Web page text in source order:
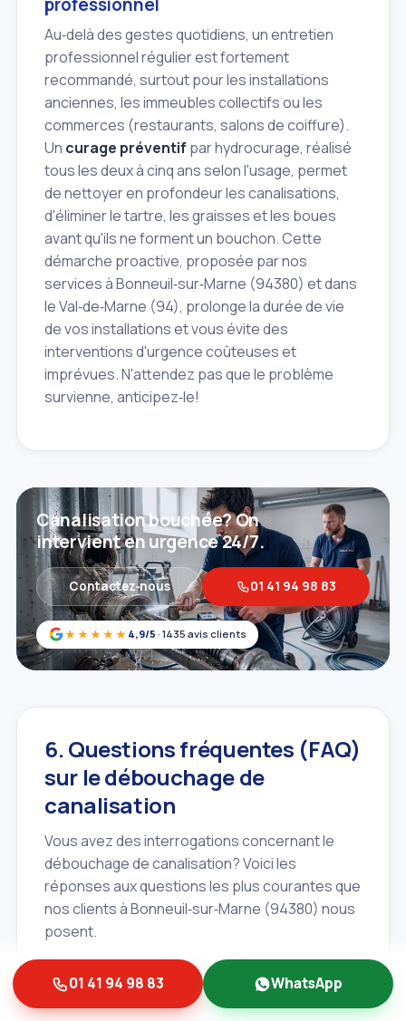
professionnel
Au‑delà des gestes quotidiens, un entretien
professionnel régulier est fortement
recommandé, surtout pour les installations
anciennes, les immeubles collectifs ou les
commerces (restaurants, salons de coiffure).
Un curage préventif par hydrocurage, réalisé
tous les deux à cinq ans selon l'usage, permet
de nettoyer en profondeur les canalisations,
d'éliminer le tartre, les graisses et les boues
avant qu'ils ne forment un bouchon. Cette
démarche proactive, proposée par nos
services à Bonneuil‑sur‑Marne (94380) et dans
le Val‑de‑Marne (94), prolonge la durée de vie
de vos installations et vous évite des
interventions d'urgence coûteuses et
imprévues. N'attendez pas que le problème
survienne, anticipez‑le!
★★★★★ 4,9/5 · 1435 avis clients
Canalisation bouchée? On
intervient en urgence 24/7.
Contactez‑nous 01 41 94 98 83
6. Questions fréquentes (FAQ)
sur le débouchage de
canalisation
Vous avez des interrogations concernant le
débouchage de canalisation? Voici les
réponses aux questions les plus courantes que
nos clients à Bonneuil‑sur‑Marne (94380) nous
posent.
6.1. Mon assurance prend‑elle en
charge le débouchage?
01 41 94 98 83 WhatsApp